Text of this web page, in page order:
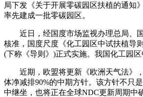
局下发《关于开展零碳园区扶植的通知
率先建成一批零碳园区。
近日，经国度市场监视办理总局、
核准，国度尺度《化工园区中试扶植导
(下称《导则》)正式实施。我国化工园区
近期，欧盟将更新《欧洲天气法》，
体净减排90%的中期方针。该方针不只
中继坐，也将正在全球NDC更新周期中